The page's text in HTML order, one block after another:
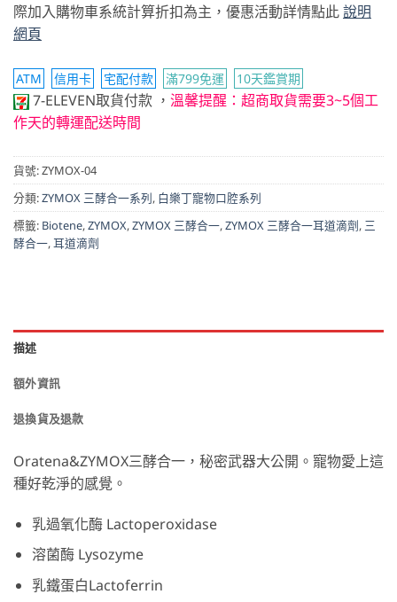
際加入購物車系統計算折扣為主，優惠活動詳情點此說明
網頁
ATM 信用卡 宅配付款 滿799免運 10天鑑賞期
7-ELEVEN取貨付款 ， 溫馨提醒：超商取貨需要3~5個工
作天的轉運配送時間
貨號:ZYMOX-04
分類:ZYMOX 三酵合一系列, 白樂丁寵物口腔系列
標籤: Biotene,ZYMOX,ZYMOX 三酵合一,ZYMOX 三酵合一耳道滴劑, 三
酵合一,耳道滴劑
描述
額外資訊
退換貨及退款
Oratena&ZYMOX三酵合一，秘密武器大公開。寵物愛上這
種好乾淨的感覺。
乳過氧化酶 Lactoperoxidase
溶菌酶 Lysozyme
乳鐵蛋白Lactoferrin